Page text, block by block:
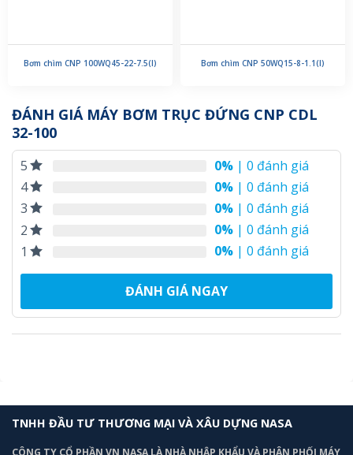
Bơm chìm CNP 100WQ45-22-7.5(I) Bơm chìm CNP 50WQ15-8-1.1(I)
ĐÁNH GIÁ MÁY BƠM TRỤC ĐỨNG CNP CDL
32-100
5 0% | 0 đánh giá
4
0% | 0 đánh giá
3
0% | 0 đánh giá
2
0% | 0 đánh giá
1
0% | 0 đánh giá
ĐÁNH GIÁ NGAY
TNHH ĐẦU TƯ THƯƠNG MẠI VÀ XÂU DỰNG NASA
CÔNG TY CỔ PHẦN VN NASA LÀ NHÀ NHẬP KHẨU VÀ PHÂN PHỐI MÁY